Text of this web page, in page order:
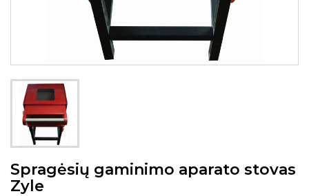
Spragėsių gaminimo aparato stovas
Zyle